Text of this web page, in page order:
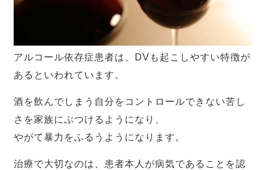
アルコール依存症患者は、DVも起こしやすい特徴が
あるといわれています。
酒を飲んでしまう自分をコントロールできない苦し
さを家族にぶつけるようになり、
やがて暴力をふるうようになります。
治療で大切なのは、患者本人が病気であることを認